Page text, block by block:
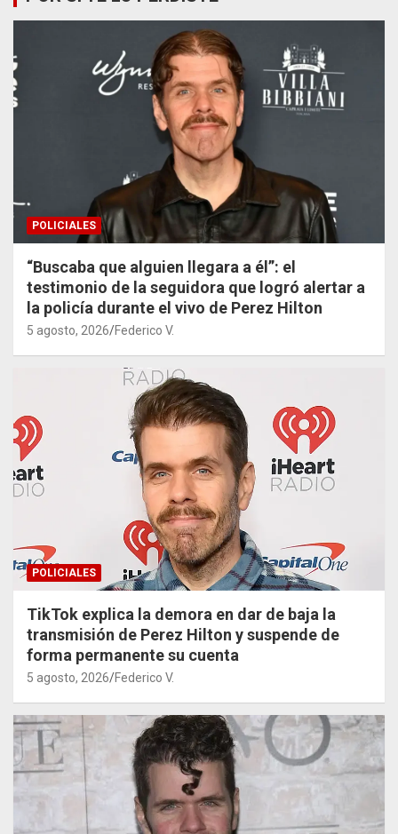
POLICIALES
“Buscaba que alguien llegara a él”: el
testimonio de la seguidora que logró alertar a
la policía durante el vivo de Perez Hilton
5 agosto, 2026 Federico V.
POLICIALES
TikTok explica la demora en dar de baja la
transmisión de Perez Hilton y suspende de
forma permanente su cuenta
5 agosto, 2026 Federico V.